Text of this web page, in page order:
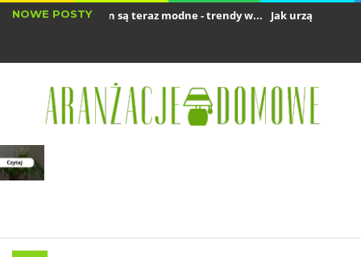
NOWE POSTY
kolory ścian są teraz modne - trendy w... Jak urządzić małe